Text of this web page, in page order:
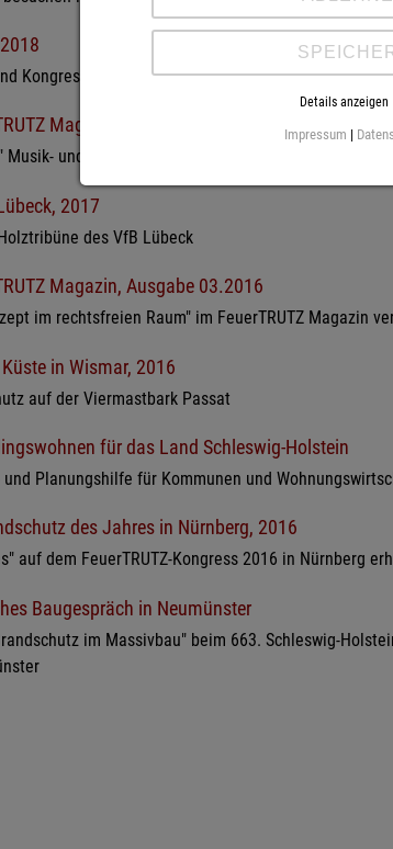
Kongresshalle Lübeck zusammen mit der Firma
Magazin, Ausgabe 05.2017
Musik- und Kongresshalle Lübeck im FeuerTRUTZ
2017
des VfB Lübeck
Magazin, Ausgabe 03.2016
im rechtsfreien Raum" im FeuerTRUTZ Magazin
in Wismar, 2016
auf der Viermastbark Passat
für das Land Schleswig-Holstein
Planungshilfe für Kommunen und
des Jahres in Nürnberg, 2016
auf dem FeuerTRUTZ-Kongress 2016 in Nürnberg
Baugespräch in Neumünster
im Massivbau" beim 663. Schleswig-
Details anzeigen
Impressum |